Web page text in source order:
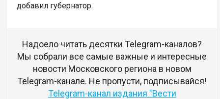
добавил губернатор.
Надоело читать десятки Telegram-каналов?
Мы собрали все самые важные и интересные
новости Московского региона в новом
Telegram-канале. Не пропусти, подписывайся!
Telegram-канал издания "Вести